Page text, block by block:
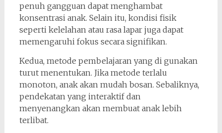
penuh gangguan dapat menghambat
konsentrasi anak. Selain itu, kondisi fisik
seperti kelelahan atau rasa lapar juga dapat
memengaruhi fokus secara signifikan.
Kedua, metode pembelajaran yang di gunakan
turut menentukan. Jika metode terlalu
monoton, anak akan mudah bosan. Sebaliknya,
pendekatan yang interaktif dan
menyenangkan akan membuat anak lebih
terlibat.